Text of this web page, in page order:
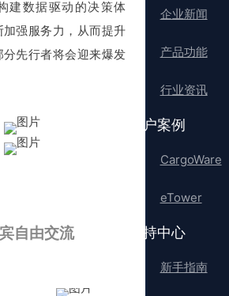
建数据驱动的决策体
加强服务力，从而提升
先行者将会迎来爆发
自由交流
企业新闻
产品功能
行业资讯
客户案例
CargoWare
eTower
支持中心
新手指南